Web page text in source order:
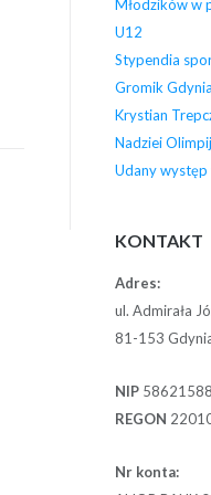
Młodzików w
U12
Stypendia
Gromik Gdynia
Krystian
Nadziei
Udany występ
KONTAKT
Adres:
ul. Admirała
81-153
NIP
REGON
Nr konta: